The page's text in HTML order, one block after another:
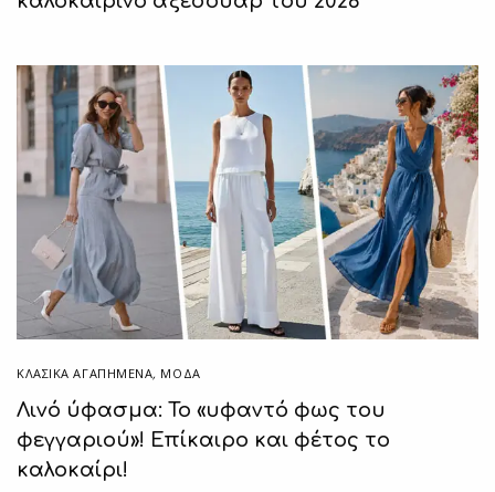
ΚΛΑΣΙΚΆ ΑΓΑΠΗΜΈΝΑ, ΜΟΔΑ
Λινό ύφασμα: Το «υφαντό φως του
φεγγαριού»! Επίκαιρο και φέτος το
καλοκαίρι!